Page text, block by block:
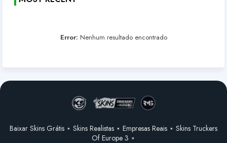
Error: Nenhum resultado encontrado
Baixar Skins Grátis ⋆ Skins Realistas ⋆ Empresas Reais ⋆ Skins Truckers
Of Europe 3 ⋆